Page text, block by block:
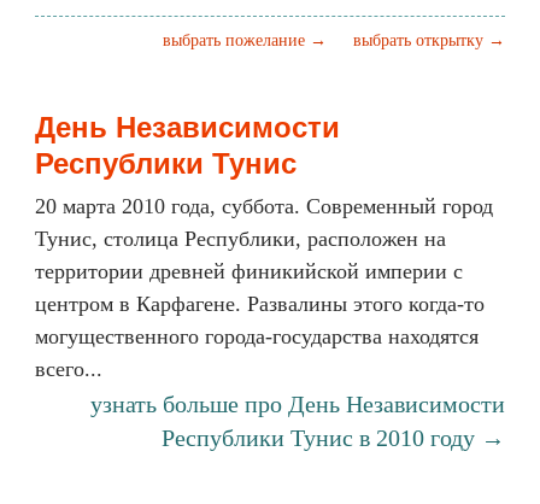
выбрать открытку →
выбрать пожелание →
День Независимости
Республики Тунис
20 марта 2010 года, суббота. Современный город
Тунис, столица Республики, расположен на
территории древней финикийской империи с
центром в Карфагене. Развалины этого когда-то
могущественного города-государства находятся
всего...
узнать больше про День Независимости
Республики Тунис в 2010 году →